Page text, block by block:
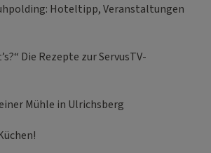
Hoteltipp, Veranstaltungen
Die Rezepte zur ServusTV-
Mühle in Ulrichsberg